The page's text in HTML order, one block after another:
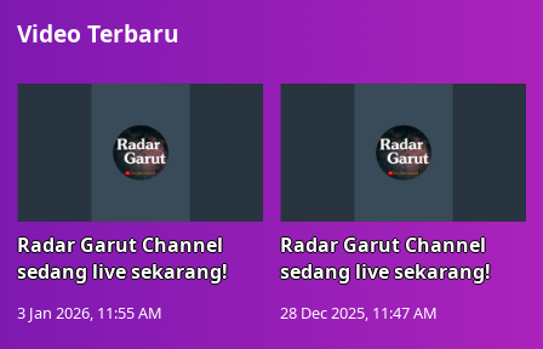
Video Terbaru
Radar Garut Channel
sedang live sekarang!
3 Jan 2026, 11:55 AM
Radar Garut Channel
sedang live sekarang!
28 Dec 2025, 11:47 AM